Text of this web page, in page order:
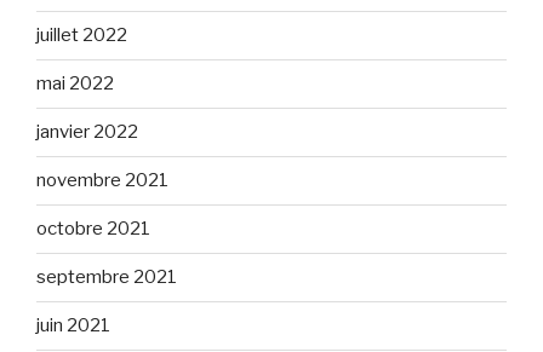
juillet 2022
mai 2022
janvier 2022
novembre 2021
octobre 2021
septembre 2021
juin 2021